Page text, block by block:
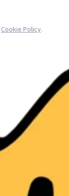
которое сможете
-
покупает услуги
товар который мы
в работе
аккаунты
республике: